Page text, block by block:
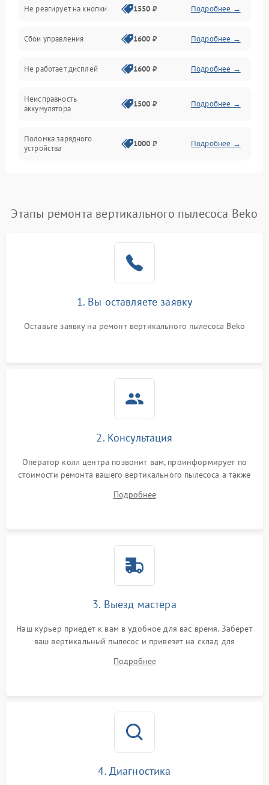
Работа системы
Всасывание
Засор
Привод
Электронные компоненты
Не реагирует на кнопки 1550 ₽ Подробнее →
Сбои управления 1600 ₽ Подробнее →
Не работает дисплей 1600 ₽ Подробнее →
Неисправность
аккумулятора
1500 ₽ Подробнее →
Поломка зарядного
устройства
1000 ₽ Подробнее →
включения/выключения
500 ₽ Подробнее →
защиты от перегрева
Поломка системы
1500 ₽
1000 ₽
проводов
500 ₽ Подробнее →
Поломка системы защиты
1000 ₽
1500 ₽
Этапы ремонта вертикального пылесоса Beko
1. Вы оставляете заявку
Оставьте заявку на ремонт вертикального пылесоса Beko
2. Консультация
Оператор колл центра позвонит вам, проинформирует по
стоимости ремонта вашего вертикального пылесоса а также
Подробнее
3. Выезд мастера
Наш курьер приедет к вам в удобное для вас время. Заберет
ваш вертикальный пылесос и привезет на склад для
Подробнее
4. Диагностика